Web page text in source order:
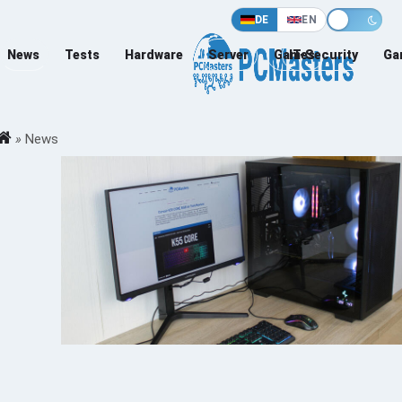
DE EN
News Tests Hardware Server Games
IT-Security
» News